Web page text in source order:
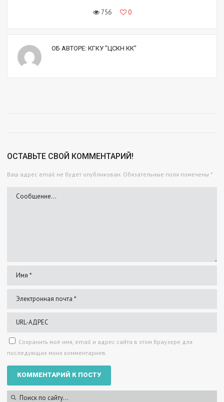
756
0
ОБ АВТОРЕ: КГКУ "ЦСКН КК"
ОСТАВЬТЕ СВОЙ КОММЕНТАРИЙ!
Ваш адрес email не будет опубликован. Обязательные поля помечены *
Сохранить моё имя, email и адрес сайта в этом браузере для
последующих моих комментариев.